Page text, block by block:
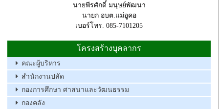
นายพีรศักดิ์ มนุษย์พัฒนา
นายก อบต.แม่อูคอ
เบอร์โทร. 085-7101205
โครงสร้างบุคลากร
คณะผู้บริหาร
สำนักงานปลัด
กองการศึกษา ศาสนาและวัฒนธรรม
กองคลัง